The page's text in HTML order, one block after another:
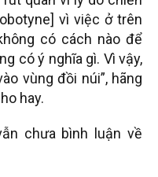
vì việc ở trên
có cách nào để
có ý nghĩa gì. Vì vậy,
vùng đồi núi”, hãng
hay.
chưa bình luận về